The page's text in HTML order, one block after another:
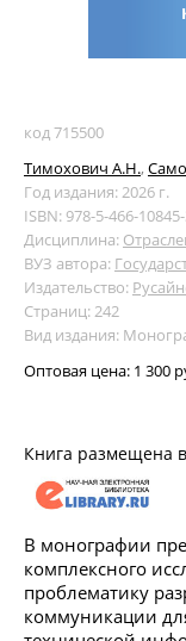
код 715500
Тимохович А.Н.,
Год издания: 2026 г.
ISBN: 978-5-466-
Дисциплина:
ВУЗ автора:
Издательство:
Страниц: 242
Вид издания:
Оптовая цена: 1 300
Книга размещена
В монографии
комплексного
проблематику
коммуникации